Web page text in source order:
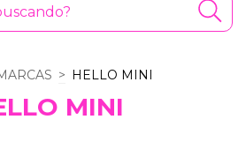
> HELLO MINI
MINI